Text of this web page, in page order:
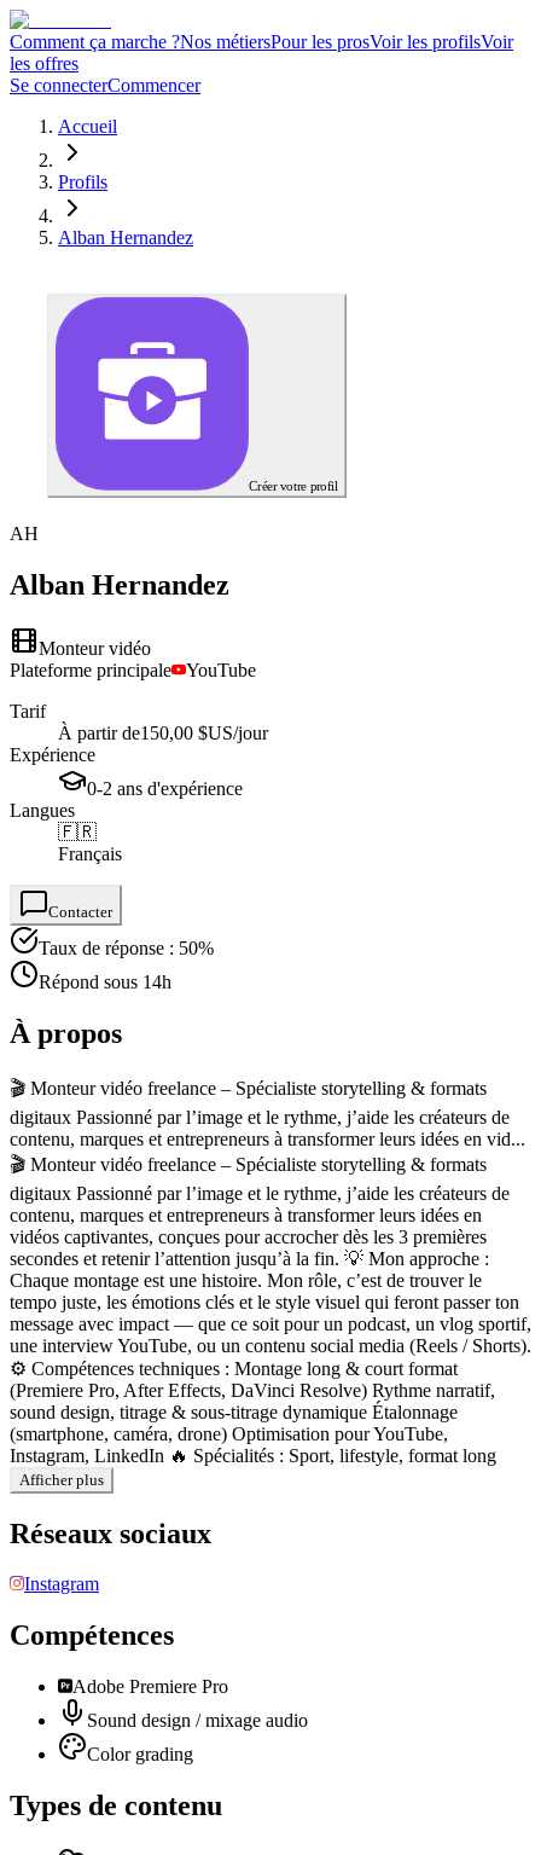
Comment ça marche ?Nos métiersPour les prosVoir les profilsVoir
les offres
Se connecterCommencer
Accueil
Profils
Alban Hernandez
Créer votre profil
AH
Alban Hernandez
Monteur vidéo
Plateforme principale
YouTube
Tarif
À partir de150,00 $US/jour
Expérience
0-2 ans d'expérience
Langues
🇫🇷
Français
Contacter
Taux de réponse : 50%
Répond sous 14h
À propos
🎬 Monteur vidéo freelance – Spécialiste storytelling & formats
digitaux Passionné par l’image et le rythme, j’aide les créateurs de
contenu, marques et entrepreneurs à transformer leurs idées en vid...
🎬 Monteur vidéo freelance – Spécialiste storytelling & formats
digitaux Passionné par l’image et le rythme, j’aide les créateurs de
contenu, marques et entrepreneurs à transformer leurs idées en
vidéos captivantes, conçues pour accrocher dès les 3 premières
secondes et retenir l’attention jusqu’à la fin. 💡 Mon approche :
Chaque montage est une histoire. Mon rôle, c’est de trouver le
tempo juste, les émotions clés et le style visuel qui feront passer ton
message avec impact — que ce soit pour un podcast, un vlog sportif,
une interview YouTube, ou un contenu social media (Reels / Shorts).
⚙️ Compétences techniques : Montage long & court format
(Premiere Pro, After Effects, DaVinci Resolve) Rythme narratif,
sound design, titrage & sous-titrage dynamique Étalonnage
(smartphone, caméra, drone) Optimisation pour YouTube,
Instagram, LinkedIn 🔥 Spécialités : Sport, lifestyle, format long
Afficher plus
Réseaux sociaux
Instagram
Compétences
Adobe Premiere Pro
Sound design / mixage audio
Color grading
Types de contenu